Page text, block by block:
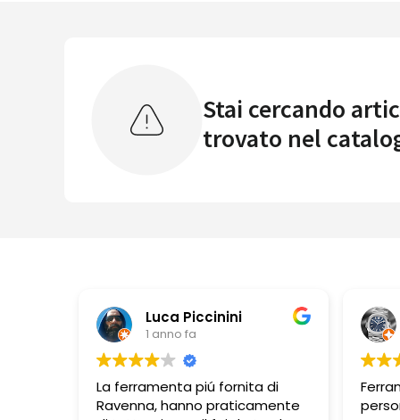
Stai cercando
trovato nel
Luca Piccinini
1 anno fa
La ferramenta piú fornita di
Ravenna, hanno praticamente